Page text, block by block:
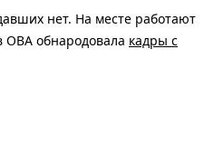
нет. На месте работают
ОВА обнародовала кадры с